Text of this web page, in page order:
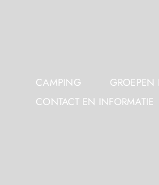
CAMPING GROEPEN
CONTACT EN INFORMATIE